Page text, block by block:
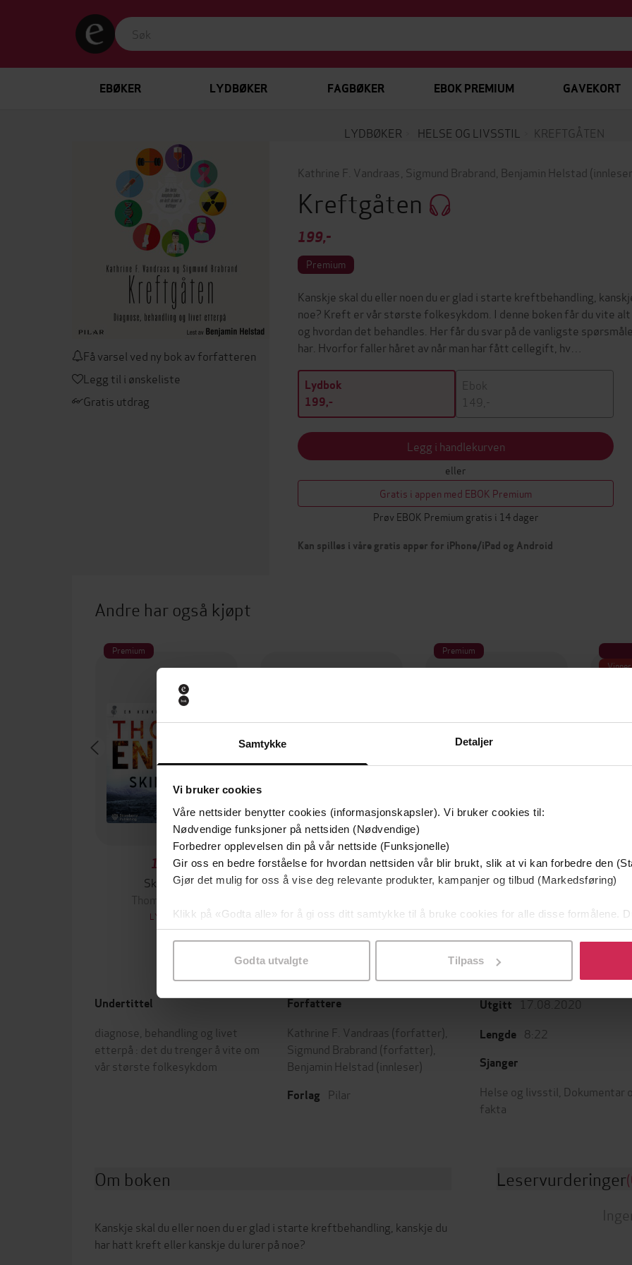
Samtykke Detaljer
Vi bruker cookies
Våre nettsider benytter cookies (informasjonskapsler). Vi bruker cookies til:
Nødvendige funksjoner på nettsiden (Nødvendige)
Forbedrer opplevelsen din på vår nettside (Funksjonelle)
Gir oss en bedre forståelse for hvordan nettsiden vår blir brukt, slik at vi kan forbedre den
Gjør det mulig for oss å vise deg relevante produkter, kampanjer og tilbud (Markedsføring)
Klikk på «Godta alle» for å gi oss ditt samtykke til å bruke cookies for alle disse formålene.
samtykke til spesifikke formål ved å klikke på «Tilpass». Du kan når som helst trekke
Godta utvalgte Tilpass
EBØKER LYDBØKER FAGBØKER EBOK PREMIUM GAVEKORT
LYDBØKER HELSE OG LIVSSTIL KREFTGÅTEN
Få varsel ved ny bok av forfatteren
Legg til i ønskeliste
Gratis utdrag
Kathrine F. Vandraas Sigmund Brabrand Benjamin Helstad
Kreftgåten
199,-
Premium
Kanskje skal du eller noen du er glad i starte kreftbehandling,
noe? Kreft er vår største folkesykdom. I denne boken får du vite
og hvordan det behandles. Her får du svar på de vanligste
har. Hvorfor faller håret av når man har fått cellegift, hv…
Lydbok
199,-
Ebok
149,-
Legg i handlekurven
eller
Gratis i appen med EBOK Premium
Prøv EBOK Premium gratis i 14 dager
Kan spilles i våre gratis apper for iPhone/iPad og Android
Andre har også kjøpt
Premium
199,-
Skinndød
Thomas Enger
LYDBOK
169,-
Kniv
LYDBOK
Premium
299,-
Den edle kunsten å gi f**n
LYDBOK
Undertittel
diagnose, behandling og livet
etterpå : det du trenger å vite om
vår største folkesykdom
Forfattere
Kathrine F. Vandraas (forfatter),
Sigmund Brabrand (forfatter),
Benjamin Helstad (innleser)
Forlag Pilar
Utgitt 17.08.2020
Lengde 8:22
Sjanger
Helse og livsstil Dokumentar
fakta
Om boken
Kanskje skal du eller noen du er glad i starte kreftbehandling, kanskje du
har hatt kreft eller kanskje du lurer på noe?
Leservurderinger